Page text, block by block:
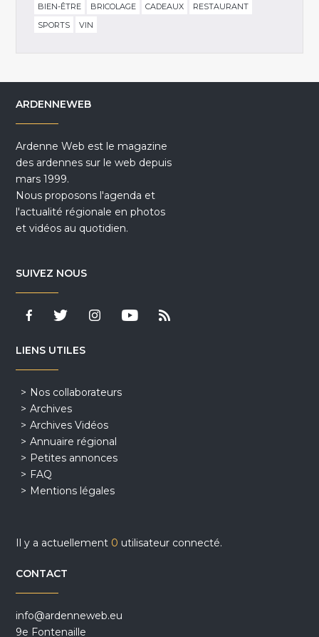
BIEN-ÊTRE
BRICOLAGE CADEAUX
RESTAURANT
SPORTS
VIN
ARDENNEWEB
Ardenne Web est le magazine
des ardennes sur le web depuis
mars 1999.
Nous proposons l'agenda et
l'actualité régionale en photos
et vidéos au quotidien.
SUIVEZ NOUS
LIENS UTILES
Nos collaborateurs
Archives
Archives Vidéos
Annuaire régional
Petites annonces
FAQ
Mentions légales
Il y a actuellement 0 utilisateur connecté.
CONTACT
info@ardenneweb.eu
9e Fontenaille